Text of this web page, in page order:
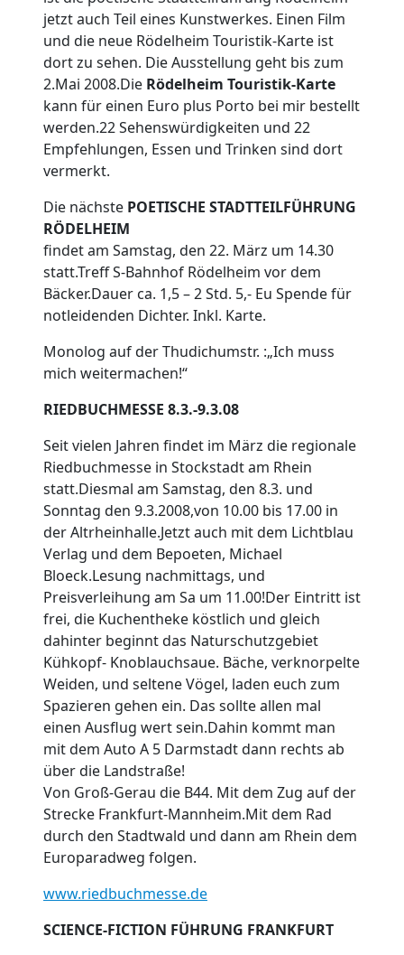
jetzt auch Teil eines Kunstwerkes. Einen Film
und die neue Rödelheim Touristik-Karte ist
dort zu sehen. Die Ausstellung geht bis zum
2.Mai 2008.Die Rödelheim Touristik-Karte
kann für einen Euro plus Porto bei mir bestellt
werden.22 Sehenswürdigkeiten und 22
Empfehlungen, Essen und Trinken sind dort
vermerkt.
Die nächste POETISCHE STADTTEILFÜHRUNG
RÖDELHEIM
findet am Samstag, den 22. März um 14.30
statt.Treff S-Bahnhof Rödelheim vor dem
Bäcker.Dauer ca. 1,5 – 2 Std. 5,- Eu Spende für
notleidenden Dichter. Inkl. Karte.
Monolog auf der Thudichumstr. :„Ich muss
mich weitermachen!“
RIEDBUCHMESSE 8.3.-9.3.08
Seit vielen Jahren findet im März die regionale
Riedbuchmesse in Stockstadt am Rhein
statt.Diesmal am Samstag, den 8.3. und
Sonntag den 9.3.2008,von 10.00 bis 17.00 in
der Altrheinhalle.Jetzt auch mit dem Lichtblau
Verlag und dem Bepoeten, Michael
Bloeck.Lesung nachmittags, und
Preisverleihung am Sa um 11.00!Der Eintritt ist
frei, die Kuchentheke köstlich und gleich
dahinter beginnt das Naturschutzgebiet
Kühkopf- Knoblauchsaue. Bäche, verknorpelte
Weiden, und seltene Vögel, laden euch zum
Spazieren gehen ein. Das sollte allen mal
einen Ausflug wert sein.Dahin kommt man
mit dem Auto A 5 Darmstadt dann rechts ab
über die Landstraße!
Von Groß-Gerau die B44. Mit dem Zug auf der
Strecke Frankfurt-Mannheim.Mit dem Rad
durch den Stadtwald und dann am Rhein dem
Europaradweg folgen.
www.riedbuchmesse.de
SCIENCE-FICTION FÜHRUNG FRANKFURT